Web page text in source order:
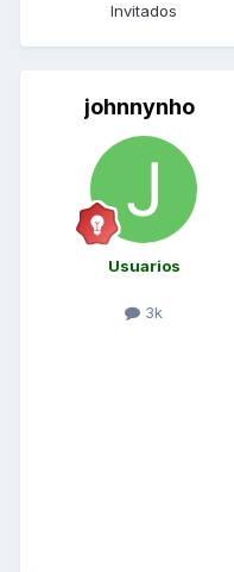
Invitados
johnnynho
Usuarios
3k